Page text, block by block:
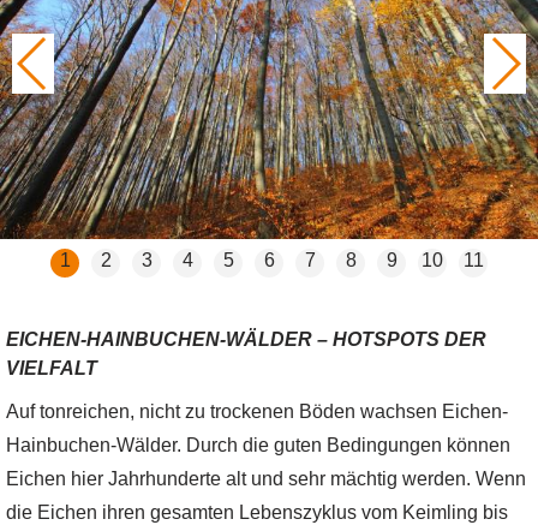
1 2 3 4 5 6 7 8 9 10 11
EICHEN-HAINBUCHEN-WÄLDER – HOTSPOTS DER
VIELFALT
Auf tonreichen, nicht zu trockenen Böden wachsen Eichen-
Hainbuchen-Wälder. Durch die guten Bedingungen können
Eichen hier Jahrhunderte alt und sehr mächtig werden. Wenn
die Eichen ihren gesamten Lebenszyklus vom Keimling bis